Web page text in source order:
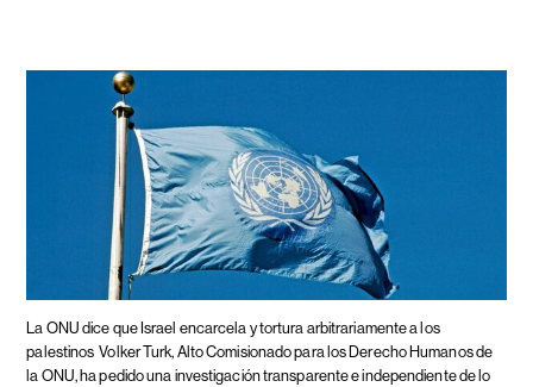
La ONU dice que Israel encarcela y tortura arbitrariamente a los
palestinos Volker Turk, Alto Comisionado para los Derecho Humanos de
la ONU, ha pedido una investigación transparente e independiente de lo